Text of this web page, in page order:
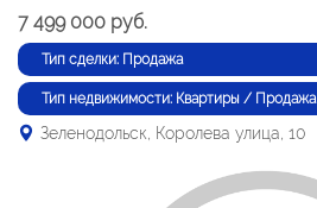
7 499 000 руб.
Тип сделки: Продажа
Тип недвижимости: Квартиры / Продажа
Зеленодольск, Королева улица, 10